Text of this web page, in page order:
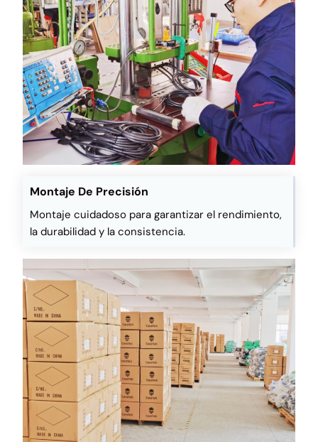
Montaje De Precisión
Montaje cuidadoso para garantizar el rendimiento,
la durabilidad y la consistencia.